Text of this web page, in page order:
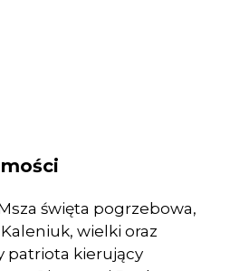
święta pogrzebowa,
wielki oraz
patriota kierujący